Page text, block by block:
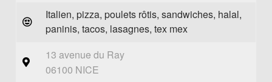
Italien, pizza, poulets rôtis, sandwiches, halal,
paninis, tacos, lasagnes, tex mex
13 avenue du Ray
06100 NICE